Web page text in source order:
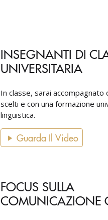
INSEGNANTI DI
UNIVERSITARIA
In classe, sarai accompagnato
scelti e con una formazione
linguistica.
Guarda Il Video
FOCUS SULLA
COMUNICAZIONE